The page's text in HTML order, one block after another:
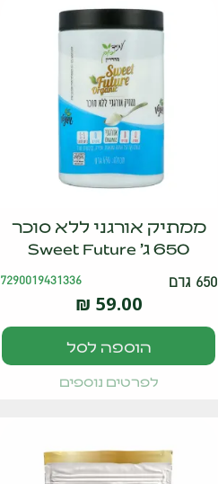
ממתיק אורגני ללא סוכר
650 ג' Sweet Future
650 גרם 7290019431336
59.00
₪
הוספה לסל
לפרטים נוספים